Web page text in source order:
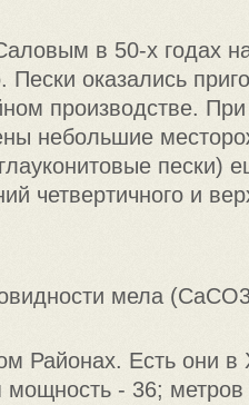
в 50-х годах
Пески оказались
производстве. При
небольшие
пески)
четвертичного и
мела
Районах. Есть они в
- 36; метров